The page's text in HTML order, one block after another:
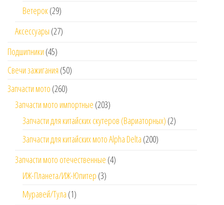
Ветерок(29)
Аксессуары (27)
Подшипники (45)
Свечи зажигания (50)
Запчасти мото (260)
Запчасти мото импортные (203)
Запчасти для китайских скутеров (Вариаторных) (2)
Запчасти для китайских мото Alpha Delta (200)
Запчасти мото отечественные (4)
ИЖ-Планета/ИЖ-Юпитер (3)
Муравей/Тула (1)